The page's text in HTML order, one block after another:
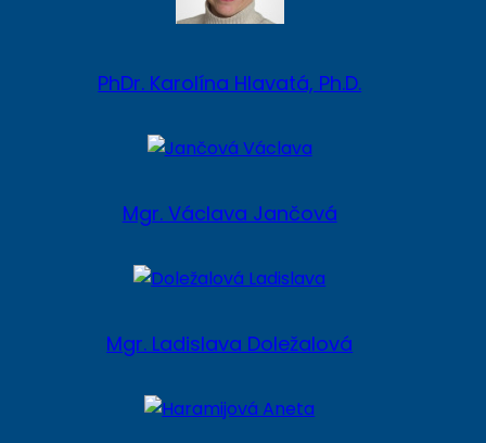
PhDr. Karolína Hlavatá, Ph.D.
Mgr. Václava Jančová
Mgr. Ladislava Doležalová